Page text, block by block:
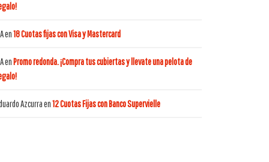
en18 Cuotas fijas con Visa y Mastercard
enPromo redonda. ¡Compra tus cubiertas y llevate una pelota de
Azcurraen12 Cuotas Fijas con Banco Supervielle